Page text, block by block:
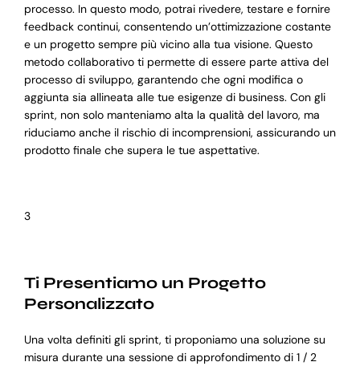
processo. In questo modo, potrai rivedere, testare e fornire
feedback continui, consentendo un’ottimizzazione costante
e un progetto sempre più vicino alla tua visione. Questo
metodo collaborativo ti permette di essere parte attiva del
processo di sviluppo, garantendo che ogni modifica o
aggiunta sia allineata alle tue esigenze di business. Con gli
sprint, non solo manteniamo alta la qualità del lavoro, ma
riduciamo anche il rischio di incomprensioni, assicurando un
prodotto finale che supera le tue aspettative.
3
Ti Presentiamo un Progetto
Personalizzato
Una volta definiti gli sprint, ti proponiamo una soluzione su
misura durante una sessione di approfondimento di 1 / 2